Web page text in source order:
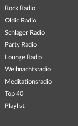
Rock Radio
Oldie Radio
Schlager Radio
Party Radio
Lounge Radio
Weihnachtsradio
Meditationsradio
Top 40
Playlist